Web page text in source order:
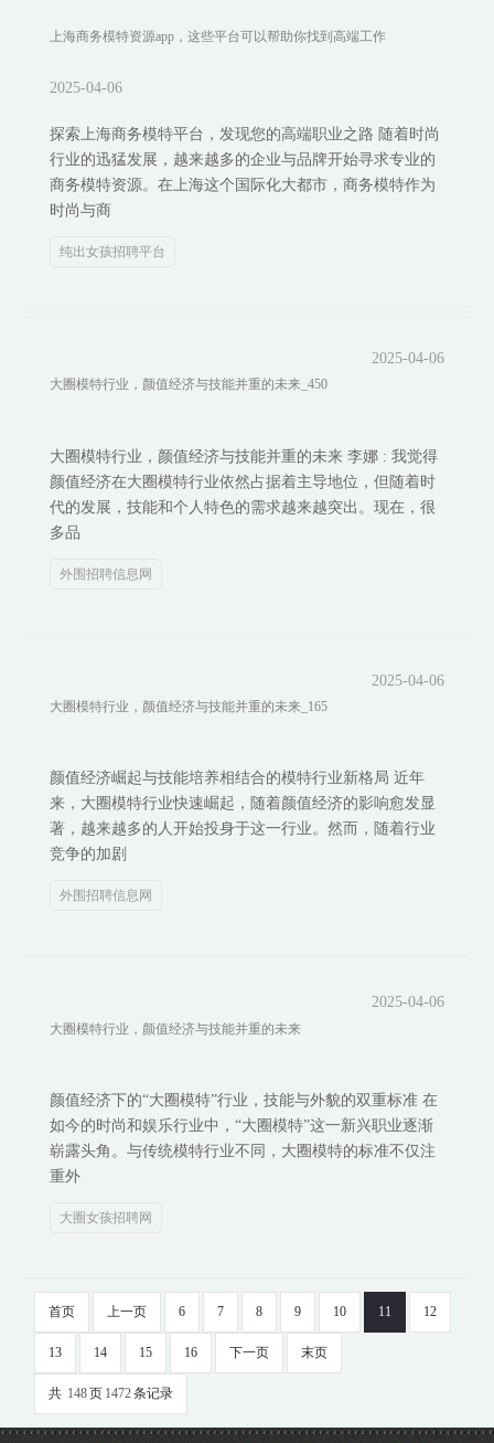
上海商务模特资源app，这些平台可以帮助你找到高端工作
2025-04-06
探索上海商务模特平台，发现您的高端职业之路 随着时尚
行业的迅猛发展，越来越多的企业与品牌开始寻求专业的
商务模特资源。在上海这个国际化大都市，商务模特作为
时尚与商
纯出女孩招聘平台
大圈模特行业，颜值经济与技能并重的未来_450
2025-04-06
大圈模特行业，颜值经济与技能并重的未来 李娜 : 我觉得
颜值经济在大圈模特行业依然占据着主导地位，但随着时
代的发展，技能和个人特色的需求越来越突出。现在，很
多品
外围招聘信息网
大圈模特行业，颜值经济与技能并重的未来_165
2025-04-06
颜值经济崛起与技能培养相结合的模特行业新格局 近年
来，大圈模特行业快速崛起，随着颜值经济的影响愈发显
著，越来越多的人开始投身于这一行业。然而，随着行业
竞争的加剧
外围招聘信息网
大圈模特行业，颜值经济与技能并重的未来
2025-04-06
颜值经济下的“大圈模特”行业，技能与外貌的双重标准 在
如今的时尚和娱乐行业中，“大圈模特”这一新兴职业逐渐
崭露头角。与传统模特行业不同，大圈模特的标准不仅注
重外
大圈女孩招聘网
首页 上一页 6 7 8 9 10 11 12
13 14 15 16 下一页 末页
共 148页 1472条记录